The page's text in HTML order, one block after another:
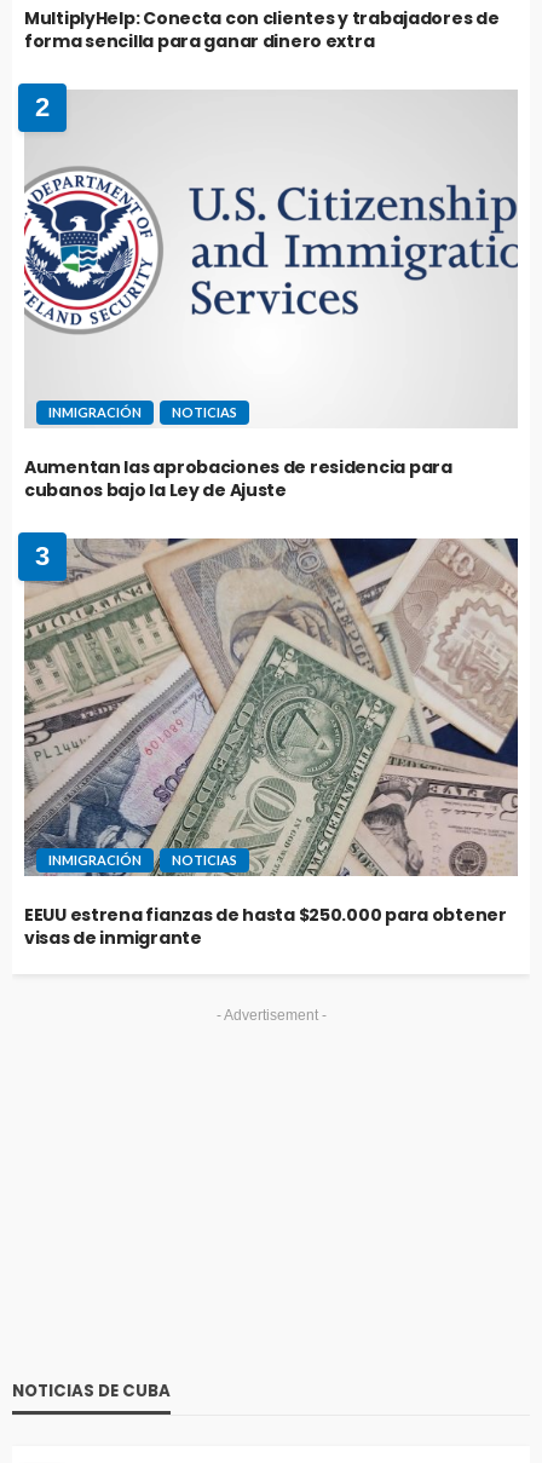
MultiplyHelp: Conecta con clientes y trabajadores de
forma sencilla para ganar dinero extra
2
INMIGRACIÓN NOTICIAS
Aumentan las aprobaciones de residencia para
cubanos bajo la Ley de Ajuste
3
INMIGRACIÓN NOTICIAS
EEUU estrena fianzas de hasta $250.000 para obtener
visas de inmigrante
- Advertisement -
NOTICIAS DE CUBA